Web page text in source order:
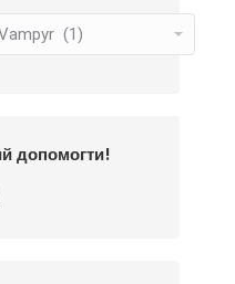
допомогти!